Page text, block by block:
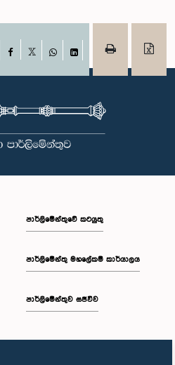
Facebook
WhatsAppLinkedIn
පාර්ලිමේන්තුවේ කටයුතු
පාර්ලිමේන්තු මහලේකම් කාර්යාලය
පාර්ලිමේන්තුව සජීවීව